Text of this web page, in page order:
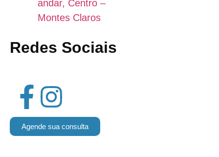
andar, Centro –
Montes Claros
Redes Sociais
Agende sua consulta